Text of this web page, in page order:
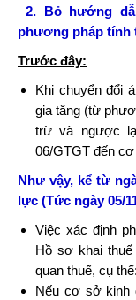
2. Bỏ hướng
phương pháp tính
Trước đây:
Khi chuyển đổi
gia tăng (từ
trừ và ngược
06/GTGT đến cơ
Như vậy, kể từ
lực (Tức ngày 05/
Việc xác định
Hồ sơ khai
quan thuế, cụ thể:
Nếu cơ sở kinh